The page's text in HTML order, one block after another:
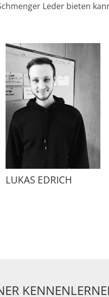
Leder bieten
LUKAS EDRICH